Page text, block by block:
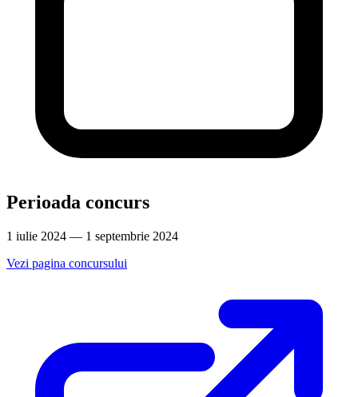
Perioada concurs
1 iulie 2024 — 1 septembrie 2024
Vezi pagina concursului